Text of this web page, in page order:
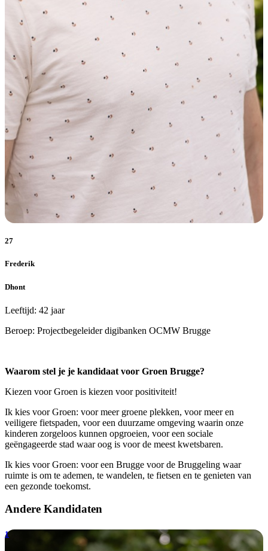
27
Frederik
Dhont
Leeftijd: 42 jaar
Beroep: Projectbegeleider digibanken OCMW Brugge
Waarom stel je je kandidaat voor Groen Brugge?
Kiezen voor Groen is kiezen voor positiviteit!
Ik kies voor Groen: voor meer groene plekken, voor meer en
veiligere fietspaden, voor een duurzame omgeving waarin onze
kinderen zorgeloos kunnen opgroeien, voor een sociale
geëngageerde stad waar oog is voor de meest kwetsbaren.
Ik kies voor Groen: voor een Brugge voor de Bruggeling waar
ruimte is om te ademen, te wandelen, te fietsen en te genieten van
een gezonde toekomst.
Andere Kandidaten
1